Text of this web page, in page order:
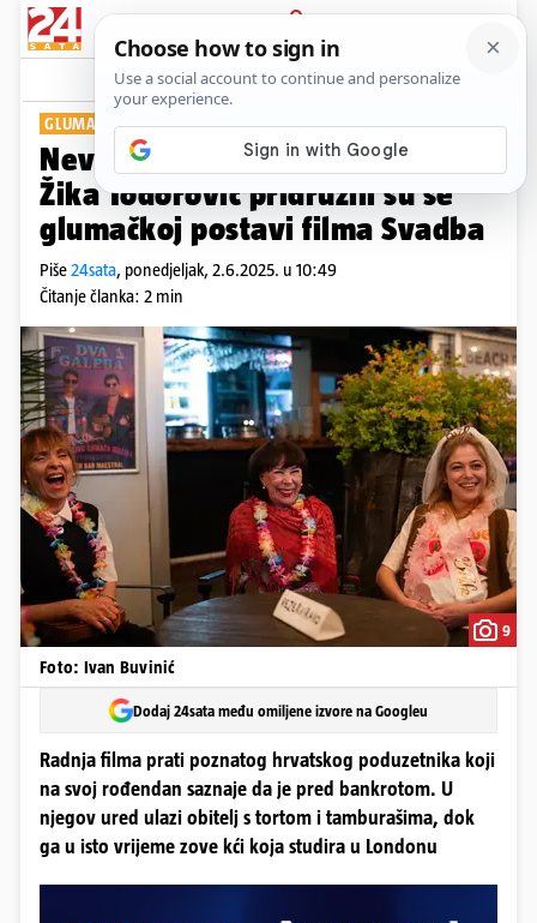
PRIJAVA
Show Komentari
GLUMAČKE LEGENDE
Nevjerojatna čast! Seka Sablić i
Žika Todorović pridružili su se
glumačkoj postavi filma Svadba
Piše24sata, ponedjeljak, 2.6.2025. u 10:49
Čitanje članka: 2 min
9
Foto: Ivan Buvinić
Dodaj 24sata među omiljene izvore na Googleu
Radnja filma prati poznatog hrvatskog poduzetnika koji
na svoj rođendan saznaje da je pred bankrotom. U
njegov ured ulazi obitelj s tortom i tamburašima, dok
ga u isto vrijeme zove kći koja studira u Londonu